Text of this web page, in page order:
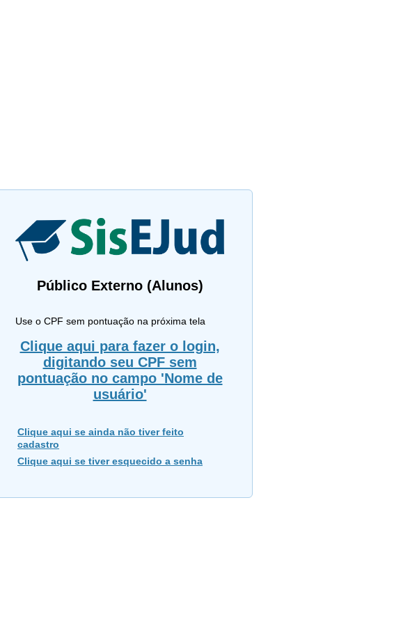
Público Externo (Alunos)
Use o CPF sem pontuação na próxima tela
Clique aqui para fazer o login,
digitando seu CPF sem
pontuação no campo 'Nome de
usuário'
Clique aqui se ainda não tiver feito
cadastro
Clique aqui se tiver esquecido a senha